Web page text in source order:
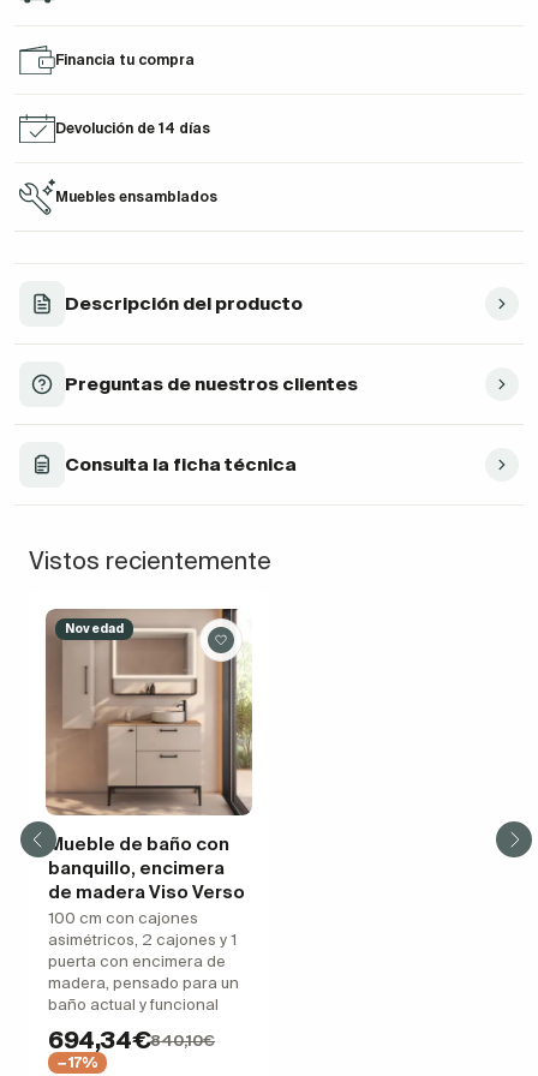
Financia tu compra
Devolución de 14 días
Muebles ensamblados
Descripción del producto
Preguntas de nuestros clientes
Consulta la ficha técnica
Vistos recientemente
Novedad
Mueble de baño con
banquillo, encimera
de madera Viso Verso
100 cm con cajones
asimétricos, 2 cajones y 1
puerta con encimera de
madera, pensado para un
baño actual y funcional
694,34€840,10€
−17%